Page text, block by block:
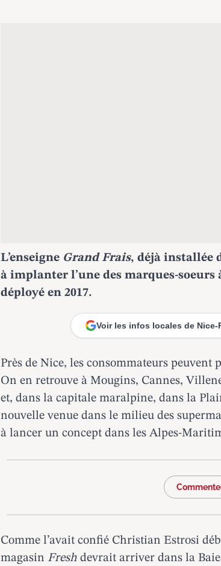
L’enseigne Grand Frais, déjà installée
à implanter l’une des marques-
déployé en 2017.
Voir les infos locales de
Près de Nice, les consommateurs peuvent
On en retrouve à Mougins, Cannes,
et, dans la capitale maralpine, dans la
nouvelle venue dans le milieu des
à lancer un concept dans les Alpes-
Commel’avait confié Christian Estrosi
magasin Freshdevrait arriverdans la